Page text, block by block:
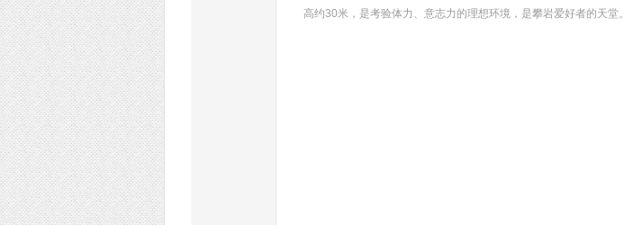
高约30米，是考验体力、意志力的理想环境，是攀岩爱好者的天堂。